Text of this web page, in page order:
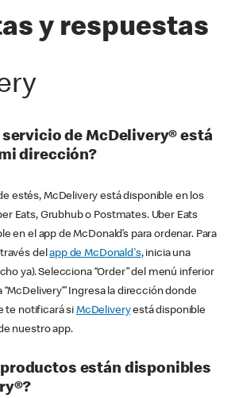
y respuestas
servicio de McDelivery® está
dirección?
estés, McDelivery está disponible en los
Eats, Grubhub o Postmates. Uber Eats
en el app de McDonald’s para ordenar. Para
delapp de McDonald's, inicia una
ya). Selecciona “Order” del menú inferior
“McDelivery’” Ingresa la dirección donde
te notificará si McDeliveryestá disponible
nuestro app.
productos están disponibles